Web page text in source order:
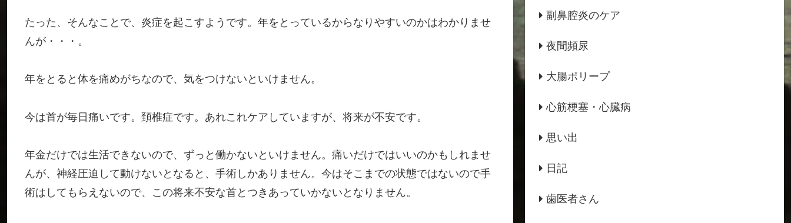
たった、そんなことで、炎症を起こすようです。年をとっているからなりやすいのかはわかりませ
んが・・・。
年をとると体を痛めがちなので、気をつけないといけません。
今は首が毎日痛いです。頚椎症です。あれこれケアしていますが、将来が不安です。
年金だけでは生活できないので、ずっと働かないといけません。痛いだけではいいのかもしれませ
んが、神経圧迫して動けないとなると、手術しかありません。今はそこまでの状態ではないので手
術はしてもらえないので、この将来不安な首とつきあっていかないとなりません。
副鼻腔炎のケア
夜間頻尿
大腸ポリープ
心筋梗塞・心臓病
思い出
日記
歯医者さん